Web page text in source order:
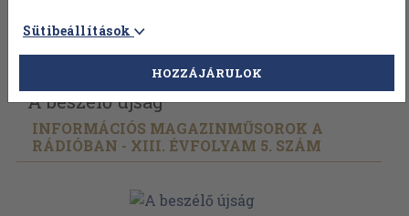
Vissza az előző oldalra Válasszon példányt
A beszélő újság
INFORMÁCIÓS MAGAZINMŰSOROK A
RÁDIÓBAN - XIII. ÉVFOLYAM 5. SZÁM
Sütibeállítások
HOZZÁJÁRULOK